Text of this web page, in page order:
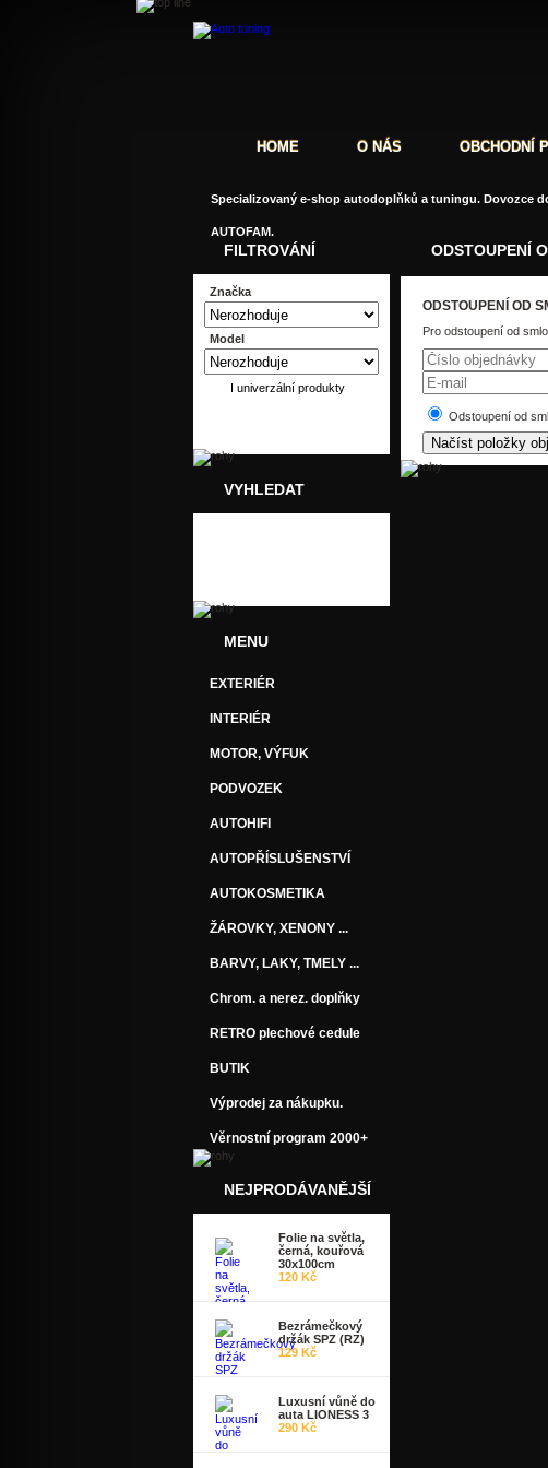
ODSTOUPENÍ
ODSTOUPENÍ OD
Pro odstoupení od
Odstoupení od
FILTROVÁNÍ
Značka
Model
I univerzální produkty
VYHLEDAT
MENU
EXTERIÉR
INTERIÉR
MOTOR, VÝFUK
PODVOZEK
AUTOHIFI
AUTOPŘÍSLUŠENSTVÍ
AUTOKOSMETIKA
ŽÁROVKY, XENONY ...
BARVY, LAKY, TMELY ...
Chrom. a nerez. doplňky
RETRO plechové cedule
BUTIK
Výprodej za nákupku.
Věrnostní program 2000+
NEJPRODÁVANĚJŠÍ
Folie na světla,
černá, kouřová
30x100cm
120 Kč
Bezrámečkový
držák SPZ (RZ)
129 Kč
Luxusní vůně do
auta LIONESS 3
290 Kč
HOME O NÁS OBCHODNÍ
Specializovaný e-shop autodoplňků a tuningu. Dovozce
AUTOFAM.